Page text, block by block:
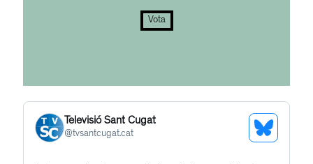
Vota
Televisió Sant Cugat
@tvsantcugat.cat
See